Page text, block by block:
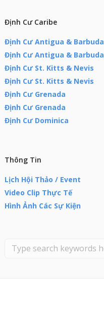
Định Cư Caribe
Định Cư Antigua & Barbuda
Định Cư Antigua & Barbuda
Định Cư St. Kitts & Nevis
Định Cư St. Kitts & Nevis
Định Cư Grenada
Định Cư Grenada
Định Cư Dominica
Thông Tin
Lịch Hội Thảo / Event
Video Clip Thực Tế
Hình Ảnh Các Sự Kiện